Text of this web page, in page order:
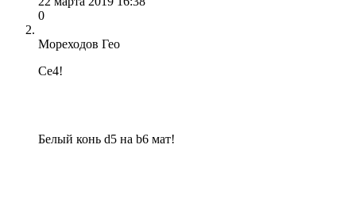
0
Мореходов Гео
Ce4!
Белый конь d5 на b6 мат!